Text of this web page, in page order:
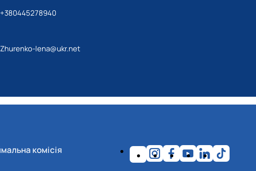
+380445278940
Zhurenko-lena@ukr.net
комісія